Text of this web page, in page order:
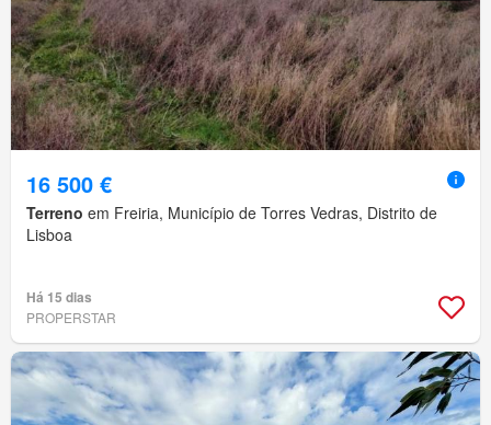
16 500 €
Terreno em Freiria, Município de Torres Vedras, Distrito de
Lisboa
Há 15 dias
PROPERSTAR